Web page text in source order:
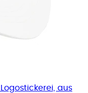
aus